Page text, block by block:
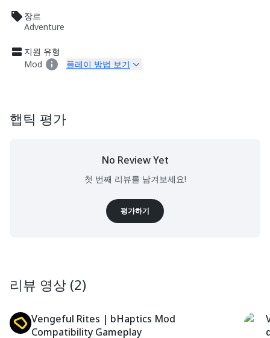
장르
Adventure
지원 유형
Mod
플레이 방법 보기
햅틱 평가
No Review Yet
첫 번째 리뷰를 남겨보세요!
평가하기
리뷰 영상 (2)
Vengeful Rites | bHaptics Mod
Compatibility Gameplay